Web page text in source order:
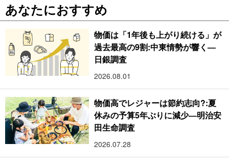
あなたにおすすめ
物価は「1年後も上がり続ける」が
過去最高の9割:中東情勢が響く―
日銀調査
2026.08.01
物価高でレジャーは節約志向?:夏
休みの予算5年ぶりに減少―明治安
田生命調査
2026.07.28